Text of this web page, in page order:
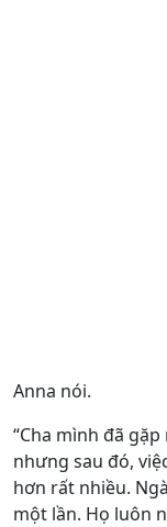
Anna nói.
“Cha mình đã
nhưng sau đó,
hơn rất nhiều.
một lần. Họ luôn